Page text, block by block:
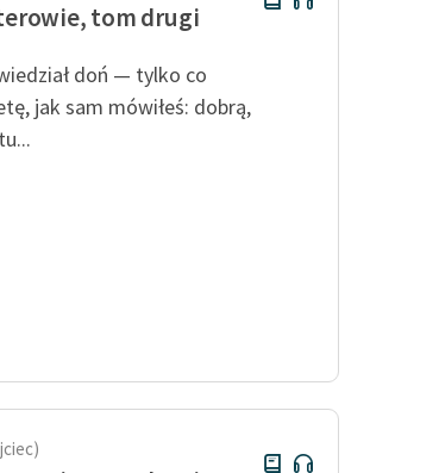
tom drugi
doń — tylko co
jak sam mówiłeś: dobrą,